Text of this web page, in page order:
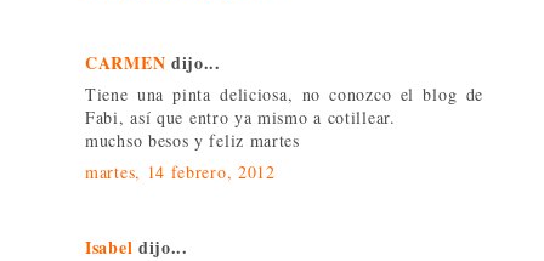
CARMEN dijo...
Tiene una pinta deliciosa, no conozco el blog de
Fabi, así que entro ya mismo a cotillear.
muchso besos y feliz martes
martes, 14 febrero, 2012
Isabel dijo...